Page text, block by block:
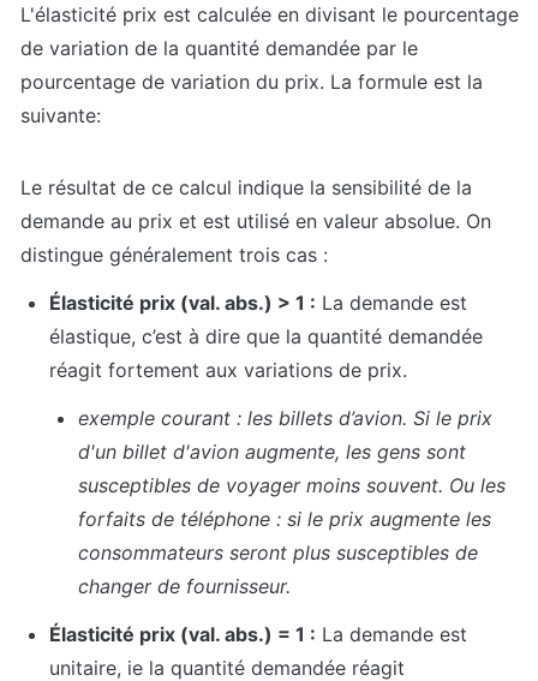
L'élasticité prix est calculée en divisant le pourcentage
de variation de la quantité demandée par le
pourcentage de variation du prix. La formule est la
suivante:
Le résultat de ce calcul indique la sensibilité de la
demande au prix et est utilisé en valeur absolue. On
distingue généralement trois cas :
Élasticité prix (val. abs.) > 1 : La demande est
élastique, c’est à dire que la quantité demandée
réagit fortement aux variations de prix.
exemple courant : les billets d’avion. Si le prix
d'un billet d'avion augmente, les gens sont
susceptibles de voyager moins souvent. Ou les
forfaits de téléphone : si le prix augmente les
consommateurs seront plus susceptibles de
changer de fournisseur.
Élasticité prix (val. abs.) = 1 : La demande est
unitaire, ie la quantité demandée réagit